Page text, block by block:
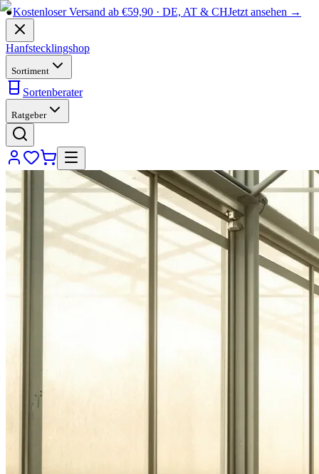
●Kostenloser Versand ab €59,90 · DE, AT & CHJetzt ansehen →
Hanfstecklingshop
Sortiment
Sortenberater
Ratgeber